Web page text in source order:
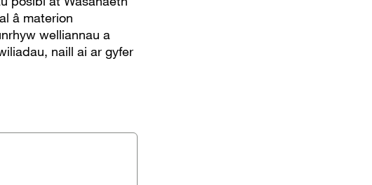
â materion
welliannau a
naill ai ar gyfer